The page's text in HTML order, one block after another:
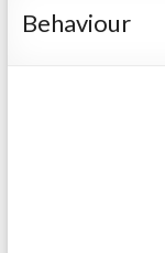
Behaviour